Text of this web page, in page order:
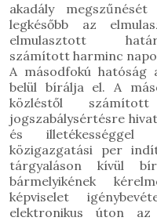
akadály
legkésőbb az
elmulasztott
számított harminc
A másodfokú hatóság
belül bírálja el. A
közléstől
jogszabálysértésre
és illetékességgel
közigazgatási per
tárgyaláson kívül
bármelyikének
képviselet
elektronikus úton az